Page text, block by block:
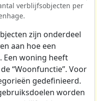
verblijfsobjecten per
zijn onderdeel
aan hoe een
woning heeft
“Woonfunctie”. Voor
gedefinieerd.
worden